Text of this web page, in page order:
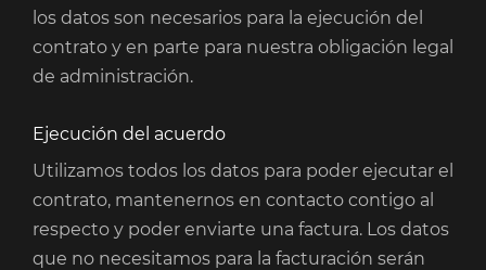
los datos son necesarios para la ejecución del
contrato y en parte para nuestra obligación legal
de administración.
Ejecución del acuerdo
Utilizamos todos los datos para poder ejecutar el
contrato, mantenernos en contacto contigo al
respecto y poder enviarte una factura. Los datos
que no necesitamos para la facturación serán